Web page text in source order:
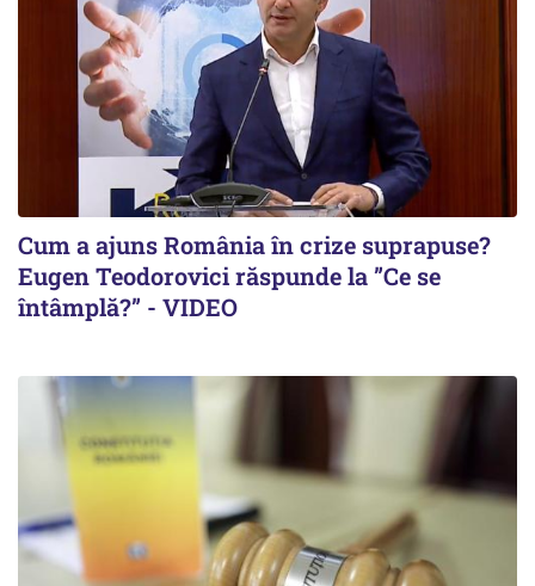
Cum a ajuns România în crize suprapuse?
Eugen Teodorovici răspunde la ”Ce se
întâmplă?” - VIDEO